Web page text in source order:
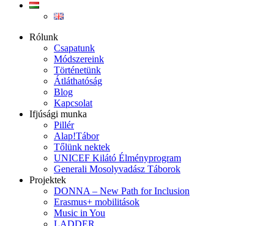
Rólunk
Csapatunk
Módszereink
Történetünk
Átláthatóság
Blog
Kapcsolat
Ifjúsági munka
Pillér
Alap!Tábor
Tőlünk nektek
UNICEF Kilátó Élményprogram
Generali Mosolyvadász Táborok
Projektek
DONNA – New Path for Inclusion
Erasmus+ mobilitások
Music in You
LADDER